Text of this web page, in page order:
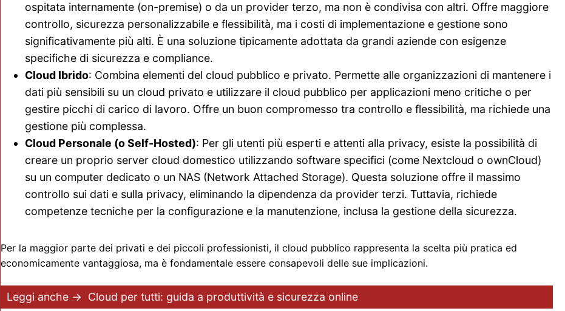
ospitata internamente (on-premise) o da un provider terzo, ma non è condivisa con altri. Offre maggiore
controllo, sicurezza personalizzabile e flessibilità, ma i costi di implementazione e gestione sono
significativamente più alti. È una soluzione tipicamente adottata da grandi aziende con esigenze
specifiche di sicurezza e compliance.
Cloud Ibrido: Combina elementi del cloud pubblico e privato. Permette alle organizzazioni di mantenere i
dati più sensibili su un cloud privato e utilizzare il cloud pubblico per applicazioni meno critiche o per
gestire picchi di carico di lavoro. Offre un buon compromesso tra controllo e flessibilità, ma richiede una
gestione più complessa.
Cloud Personale (o Self-Hosted): Per gli utenti più esperti e attenti alla privacy, esiste la possibilità di
creare un proprio server cloud domestico utilizzando software specifici (come Nextcloud o ownCloud)
su un computer dedicato o un NAS (Network Attached Storage). Questa soluzione offre il massimo
controllo sui dati e sulla privacy, eliminando la dipendenza da provider terzi. Tuttavia, richiede
competenze tecniche per la configurazione e la manutenzione, inclusa la gestione della sicurezza.
Per la maggior parte dei privati e dei piccoli professionisti, il cloud pubblico rappresenta la scelta più pratica ed
economicamente vantaggiosa, ma è fondamentale essere consapevoli delle sue implicazioni.
Leggi anche → Cloud per tutti: guida a produttività e sicurezza online